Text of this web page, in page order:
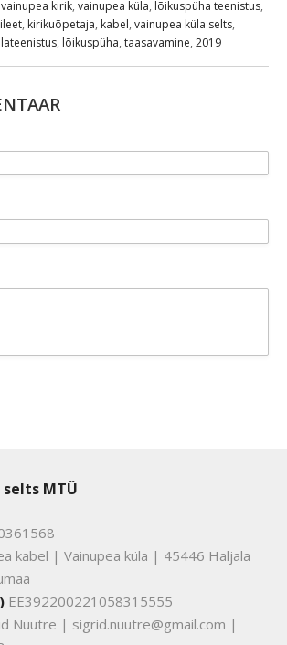
vainupea kirik, vainupea küla, lõikuspüha teenistus,
, kirikuõpetaja, kabel, vainupea küla selts,
, lõikuspüha, taasavamine, 2019
MTÜ
kabel | Vainupea küla | 45446 Haljala
EE392200221058315555
Nuutre | sigrid.nuutre@gmail.com |